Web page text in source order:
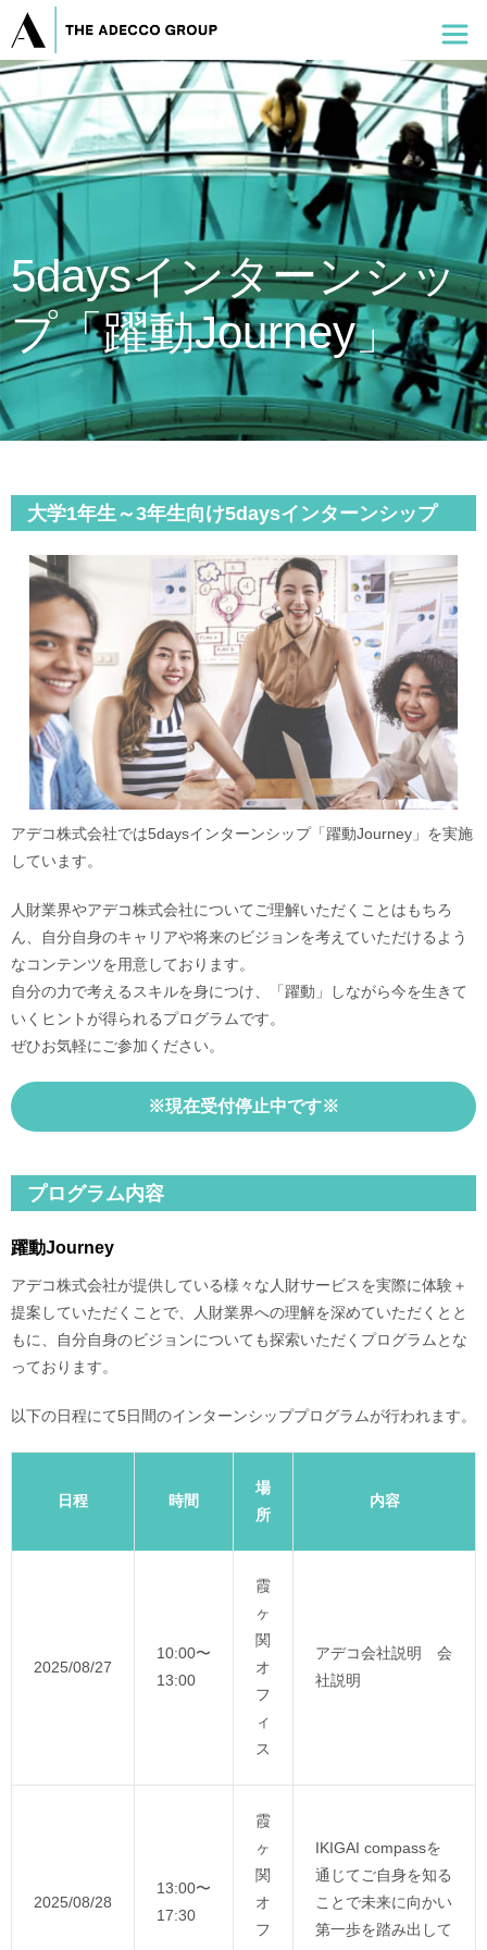
5daysインターンシッ
プ「躍動Journey」
大学1年生～3年生向け5daysインターンシップ
アデコ株式会社では5daysインターンシップ「躍動Journey」を実施
しています。
人財業界やアデコ株式会社についてご理解いただくことはもちろ
ん、自分自身のキャリアや将来のビジョンを考えていただけるよう
なコンテンツを用意しております。
自分の力で考えるスキルを身につけ、「躍動」しながら今を生きて
いくヒントが得られるプログラムです。
ぜひお気軽にご参加ください。
※現在受付停止中です※
プログラム内容
躍動Journey
アデコ株式会社が提供している様々な人財サービスを実際に体験＋
提案していただくことで、人財業界への理解を深めていただくとと
もに、自分自身のビジョンについても探索いただくプログラムとな
っております。
以下の日程にて5日間のインターンシッププログラムが行われます。
日程 時間
場
所
内容
2025/08/27
10:00〜
13:00
霞
ヶ
関
オ
フ
ィ
ス
アデコ会社説明 会
社説明
2025/08/28
13:00〜
17:30
霞
ヶ
関
オ
フ
IKIGAI compassを
通じてご自身を知る
ことで未来に向かい
第一歩を踏み出して